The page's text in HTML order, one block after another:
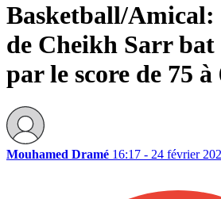
Basketball/Amical:
de Cheikh Sarr
par le score de 75 à
Mouhamed Dramé 16:17 - 24 février